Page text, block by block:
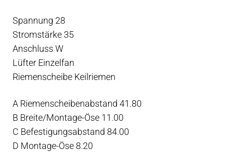
LUCAS
Spannung 28
Stromstärke 35
Anschluss W
Lüfter Einzelfan
Riemenscheibe Keilriemen
A Riemenscheibenabstand 41.80
B Breite/Montage-Öse 11.00
C Befestigungsabstand 84.00
D Montage-Öse 8.20